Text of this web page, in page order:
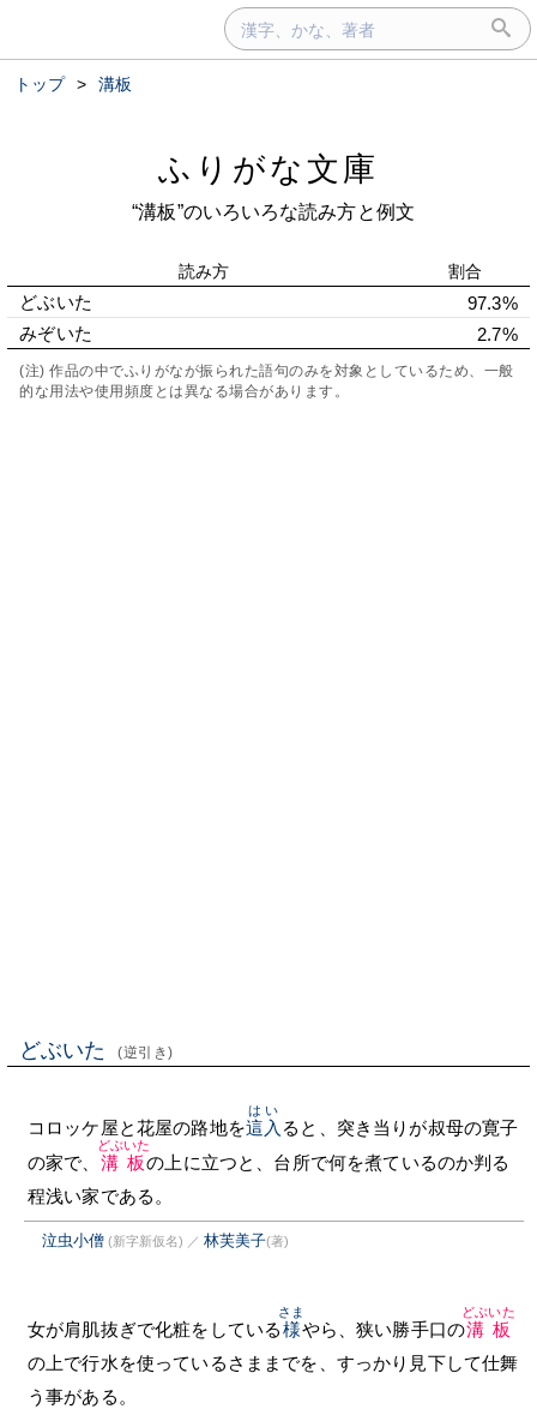
トップ > 溝板
ふりがな文庫
“溝板”のいろいろな読み方と例文
読み方 割合
どぶいた
97.3%
みぞいた
2.7%
(注) 作品の中でふりがなが振られた語句のみを対象としているため、一般
的な用法や使用頻度とは異なる場合があります。
どぶいた (逆引き)
コロッケ屋と花屋の路地を這入
はい
ると、突き当りが叔母の寛子
の家で、 溝板
どぶいた
の上に立つと、台所で何を煮ているのか判る
程浅い家である。
泣虫小僧 (新字新仮名) ／ 林芙美子(著)
女が肩肌抜ぎで化粧をしている様
さま
やら、狭い勝手口の溝板
どぶいた
の上で行水を使っているさままでを、すっかり見下して仕舞
う事がある。